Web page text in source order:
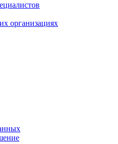
организациях